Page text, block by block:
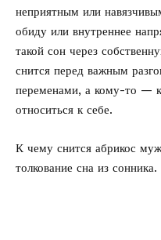
неприятным или
обиду или внутреннее
такой сон через
снится перед важным
переменами, а кому-то —
относиться к себе.
К чему снится абрикос
толкование сна из сонника.